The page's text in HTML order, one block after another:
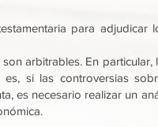
para adjudicar
arbitrables. En
si las controversias
es necesario realizar un